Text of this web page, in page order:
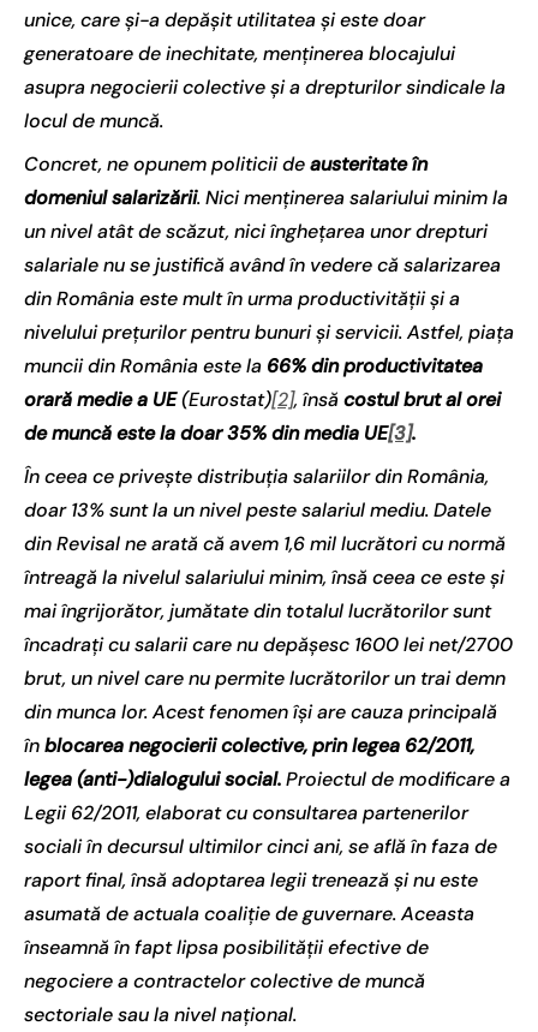
unice, care și-a depășit utilitatea și este doar
generatoare de inechitate, menținerea blocajului
asupra negocierii colective și a drepturilor sindicale la
locul de muncă.
Concret, ne opunem politicii deausteritate în
domeniul salarizării. Nici menținerea salariului minim la
un nivel atât de scăzut, nici înghețarea unor drepturi
salariale nu se justifică având în vedere că salarizarea
din România este mult în urma productivității și a
nivelului prețurilor pentru bunuri și servicii. Astfel, piața
muncii din România este la 66% din productivitatea
orară medie a UE(Eurostat)[2], însăcostul brut al orei
de muncăeste la doar 35% din media UE[3].
În ceea ce privește distribuția salariilor din România,
doar 13% sunt la un nivel peste salariul mediu. Datele
din Revisal ne arată că avem 1,6 mil lucrători cu normă
întreagă la nivelul salariului minim, însă ceea ce este și
mai îngrijorător, jumătate din totalul lucrătorilor sunt
încadrați cu salarii care nu depășesc 1600 lei net/2700
brut, un nivel care nu permite lucrătorilor un trai demn
din munca lor. Acest fenomen își are cauza principală
înblocarea negocierii colective, prin legea 62/2011,
legea (anti-)dialogului social.Proiectul de modificare a
Legii 62/2011, elaborat cu consultarea partenerilor
sociali în decursul ultimilor cinci ani, se află în faza de
raport final, însă adoptarea legii trenează și nu este
asumată de actuala coaliție de guvernare. Aceasta
înseamnă în fapt lipsa posibilității efective de
negociere a contractelor colective de muncă
sectoriale sau la nivel național.